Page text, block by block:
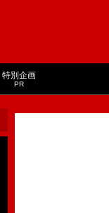
特別企画
PR